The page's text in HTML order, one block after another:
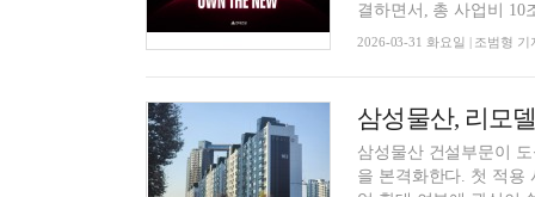
결하면서, 총 사업비 10
2026-03-31 화요일 | 조범형 기
삼성물산, 리모
삼성물산 건설부문이
을 본격화한다. 첫 적용